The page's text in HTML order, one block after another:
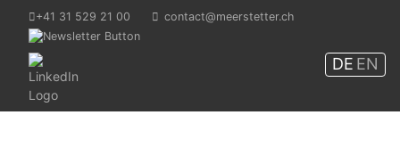
+41 31 529 21 00 contact@meerstetter.ch
DE EN